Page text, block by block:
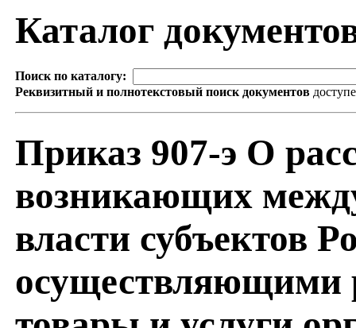
Каталог
Поиск по каталогу:
Реквизитный и полнотекстовый поиск документов
Приказ 907-э О
возникающих
власти субъектов
осуществляющими